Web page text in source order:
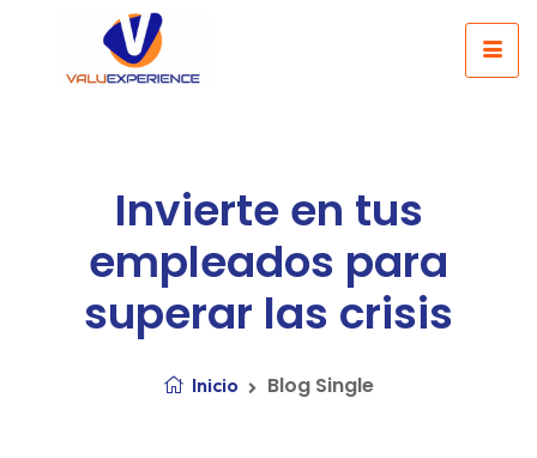
Invierte en tus
empleados para
superar las crisis
Inicio Blog Single